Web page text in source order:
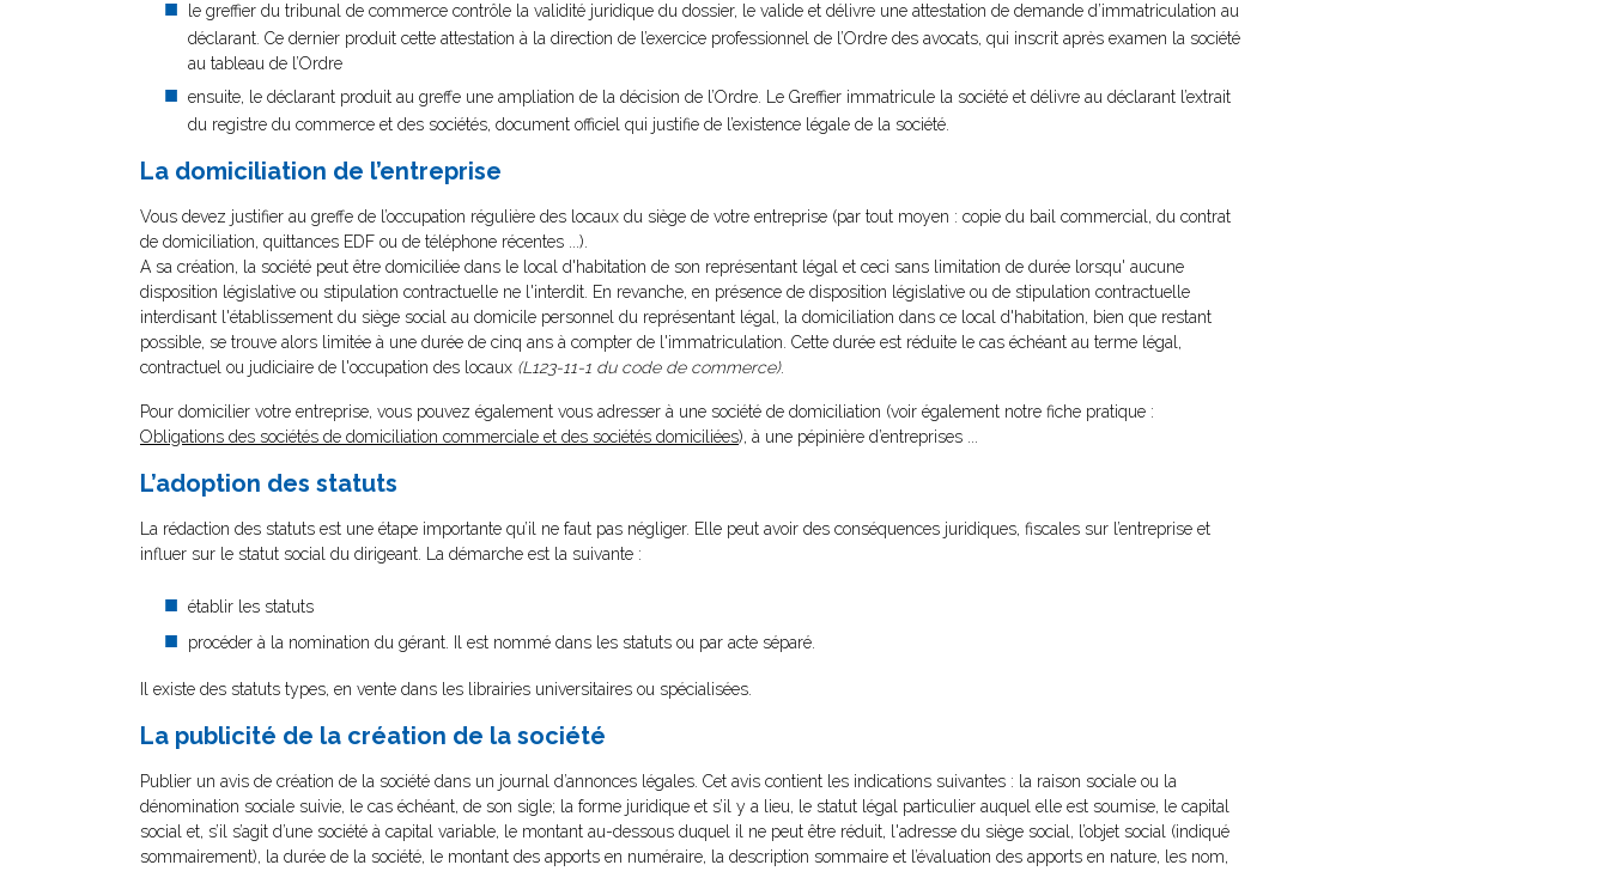
le greffier du tribunal de commerce contrôle la validité juridique du dossier, le valide et délivre une attestation de demande d’immatriculation au
déclarant. Ce dernier produit cette attestation à la direction de l’exercice professionnel de l’Ordre des avocats, qui inscrit après examen la société
au tableau de l’Ordre
ensuite, le déclarant produit au greffe une ampliation de la décision de l’Ordre. Le Greffier immatricule la société et délivre au déclarant l’extrait
du registre du commerce et des sociétés, document officiel qui justifie de l’existence légale de la société.
La domiciliation de l’entreprise
Vous devez justifier au greffe de l’occupation régulière des locaux du siège de votre entreprise (par tout moyen : copie du bail commercial, du contrat
de domiciliation, quittances EDF ou de téléphone récentes ...).
A sa création, la société peut être domiciliée dans le local d'habitation de son représentant légal et ceci sans limitation de durée lorsqu' aucune
disposition législative ou stipulation contractuelle ne l'interdit. En revanche, en présence de disposition législative ou de stipulation contractuelle
interdisant l'établissement du siège social au domicile personnel du représentant légal, la domiciliation dans ce local d'habitation, bien que restant
possible, se trouve alors limitée à une durée de cinq ans à compter de l'immatriculation. Cette durée est réduite le cas échéant au terme légal,
contractuel ou judiciaire de l'occupation des locaux (L123-11-1 du code de commerce).
Pour domicilier votre entreprise, vous pouvez également vous adresser à une société de domiciliation (voir également notre fiche pratique :
Obligations des sociétés de domiciliation commerciale et des sociétés domiciliées), à une pépinière d’entreprises ...
L’adoption des statuts
La rédaction des statuts est une étape importante qu’il ne faut pas négliger. Elle peut avoir des conséquences juridiques, fiscales sur l’entreprise et
influer sur le statut social du dirigeant. La démarche est la suivante :
établir les statuts
procéder à la nomination du gérant. Il est nommé dans les statuts ou par acte séparé.
Il existe des statuts types, en vente dans les librairies universitaires ou spécialisées.
La publicité de la création de la société
Publier un avis de création de la société dans un journal d’annonces légales. Cet avis contient les indications suivantes : la raison sociale ou la
dénomination sociale suivie, le cas échéant, de son sigle; la forme juridique et s’il y a lieu, le statut légal particulier auquel elle est soumise, le capital
social et, s’il s’agit d’une société à capital variable, le montant au-dessous duquel il ne peut être réduit, l'adresse du siège social, l’objet social (indiqué
sommairement), la durée de la société, le montant des apports en numéraire, la description sommaire et l’évaluation des apports en nature, les nom,